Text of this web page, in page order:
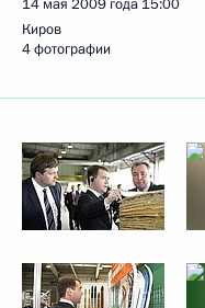
14 мая 2009 года 15:00
Киров
4 фотографии